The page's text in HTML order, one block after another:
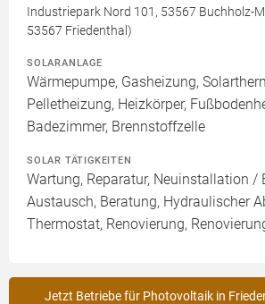
Industriepark Nord 101, 53567 Buchholz-
53567 Friedenthal)
SOLARANLAGE
Wärmepumpe, Gasheizung,
Pelletheizung, Heizkörper,
Badezimmer, Brennstoffzelle
SOLAR TÄTIGKEITEN
Wartung, Reparatur, Neuinstallation /
Austausch, Beratung, Hydraulischer
Thermostat, Renovierung,
Jetzt Betriebe für Photovoltaik in